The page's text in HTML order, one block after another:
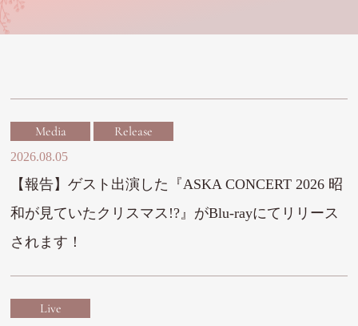
Media Release
2026.08.05
【報告】ゲスト出演した『ASKA CONCERT 2026 昭
和が見ていたクリスマス!?』がBlu-rayにてリリース
されます！
Live